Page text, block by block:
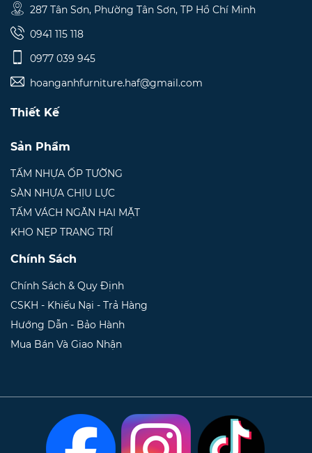
287 Tân Sơn, Phường Tân Sơn, TP Hồ Chí Minh
0941 115 118
0977 039 945
hoanganhfurniture.haf@gmail.com
Thiết Kế
Sản Phẩm
TẤM NHỰA ỐP TƯỜNG
SÀN NHỰA CHỊU LỰC
TẤM VÁCH NGĂN HAI MẶT
KHO NẸP TRANG TRÍ
Chính Sách
Chính Sách & Quy Định
CSKH - Khiếu Nại - Trả Hàng
Hướng Dẫn - Bảo Hành
Mua Bán Và Giao Nhận